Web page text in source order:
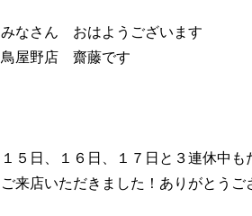
みなさん おはようございます
鳥屋野店 齋藤です
１５日、１６日、１７日と３連休中も
ご来店いただきました！ありがとうご